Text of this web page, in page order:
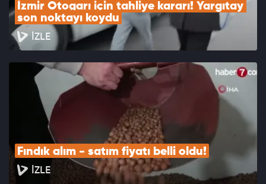
İzmir Otogarı için tahliye kararı! Yargıtay
son noktayı koydu
İZLE
Fındık alım - satım fiyatı belli oldu!
İZLE